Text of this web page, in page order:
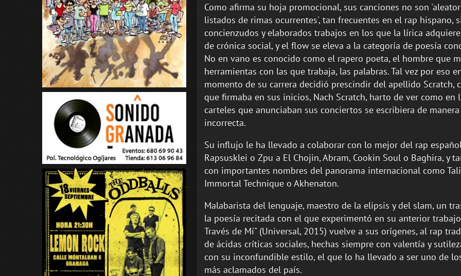
Como afirma su hoja promocional, sus canciones no son
listados de rimas ocurrentes', tan frecuentes en el rap hispano,
concienzudos y elaborados trabajos en los que la lírica
de crónica social, y el flow se eleva a la categoría de poesía
No en vano es conocido como el rapero poeta, el hombre que
herramientas con las que trabaja, las palabras. Tal vez por eso
momento de su carrera decidió prescindir del apellido Scratch,
que firmaba en sus inicios, Nach Scratch, harto de ver como en
carteles que anunciaban sus conciertos se escribiera de manera
incorrecta.
Su influjo le ha llevado a colaborar con lo mejor del rap
Rapsusklei o Zpu a El Chojin, Abram, Cookin Soul o Baghira, y
con importantes nombres del panorama internacional como
Immortal Technique o Akhenaton.
Malabarista del lenguaje, maestro de la elipsis y del slam, un
la poesía recitada con el que experimentó en su anterior
Través de Mí" (Universal, 2015) vuelve a sus orígenes, al rap
de ácidas críticas sociales, hechas siempre con valentía y
con su inconfundible estilo, el que lo ha llevado a ser uno de
más aclamados del país.